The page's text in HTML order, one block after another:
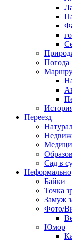
Погода
Переезд
Сад в
Неформально
Байки
Точка
Замуж
Фото/
Юмор